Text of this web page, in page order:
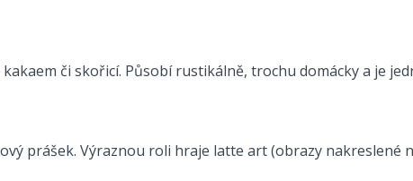
či skořicí. Působí rustikálně, trochu domácky a je
prášek. Výraznou roli hraje latte art (obrazy